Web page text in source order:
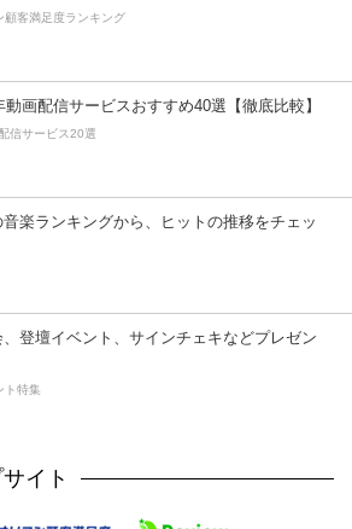
顧客満足度ランキング
動画配信サービスおすすめ40選【徹底比較】
信サービス20選
楽ランキングから、ヒットの推移をチェッ
登壇イベント、サインチェキなどプレゼン
ト特集
イト